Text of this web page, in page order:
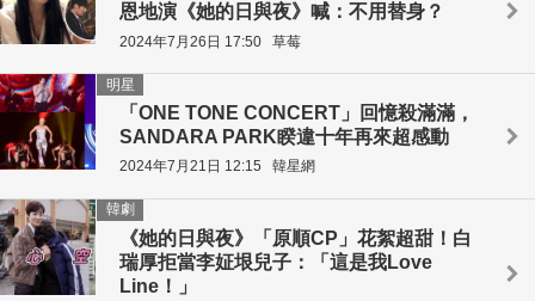
恩地演《她的日與夜》喊：不用替身？
2024年7月26日 17:50 草莓
「ONE TONE CONCERT」回憶殺滿滿，
SANDARA PARK睽違十年再來超感動
明星
2024年7月21日 12:15 韓星網
《她的日與夜》「原順CP」花絮超甜！白
瑞厚拒當李姃垠兒子：「這是我Love
Line！」
韓劇